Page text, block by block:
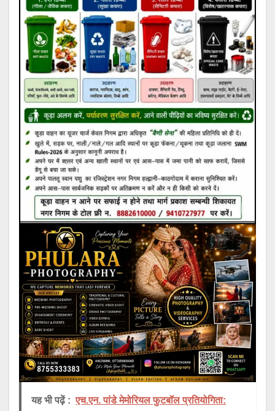
यह भी पढ़ें : एच.एन. पांडे मेमोरियल फुटबॉल प्रतियोगिता: